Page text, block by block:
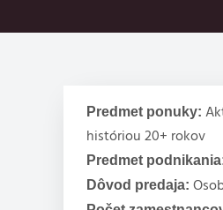
Predmet ponuky:
históriou 20+ rokov
Predmet
Dôvod predaja: